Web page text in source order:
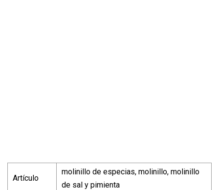
Artículo
molinillo de especias, molinillo, molinillo
de sal y pimienta